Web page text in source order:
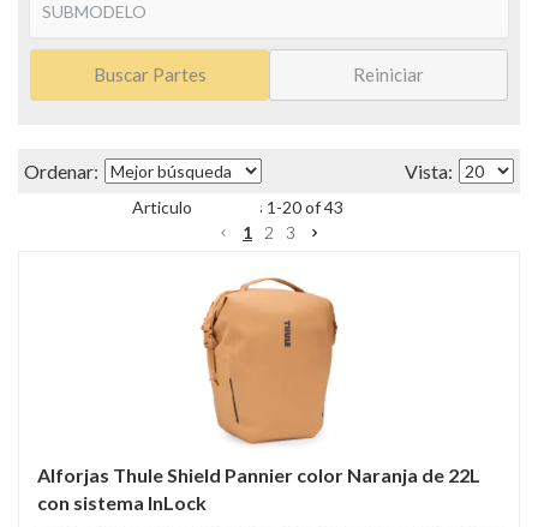
Buscar Partes Reiniciar
Items 1 -20of 43
1
2 3
Alforjas Thule Shield Pannier color Naranja de 22L
con sistema InLock